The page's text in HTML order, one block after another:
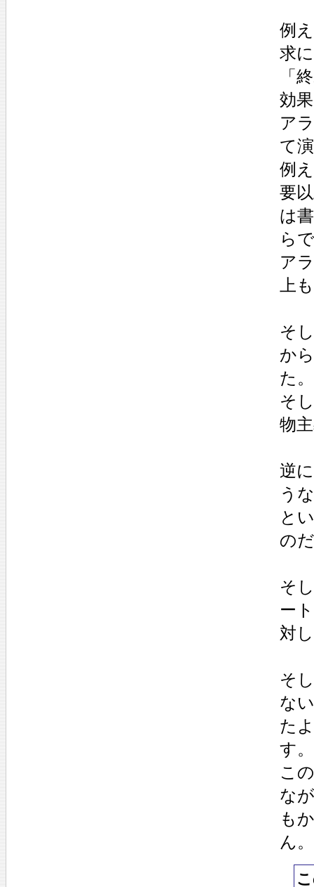
例
求
「
効
ア
て
例
要
は
ら
ア
上
そ
か
た。
そ
物
逆
う
と
の
そ
ー
対
そ
な
た
す。
こ
な
も
ん。